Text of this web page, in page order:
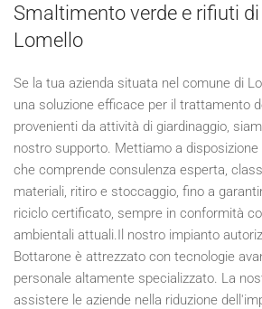
Smaltimento verde e rifiuti
Lomello
Se la tua azienda situata nel comune di
una soluzione efficace per il trattamento
provenienti da attività di giardinaggio,
nostro supporto. Mettiamo a
che comprende consulenza esperta,
materiali, ritiro e stoccaggio, fino a
riciclo certificato, sempre in conformità
ambientali attuali.Il nostro impianto
Bottarone è attrezzato con tecnologie
personale altamente specializzato. La
assistere le aziende nella riduzione